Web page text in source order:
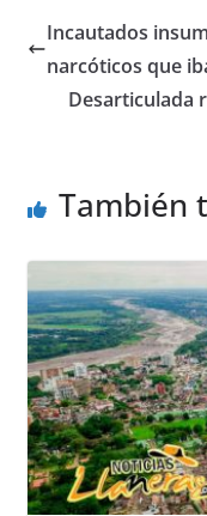
e
b
o
s
A
p
Incautados
narcóticos que
Desarticulada
También